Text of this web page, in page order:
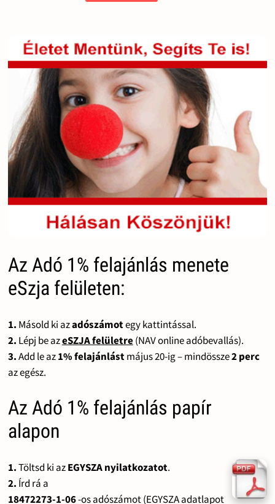
Az Adó 1% felajánlás menete
eSzja felületen:
1. Másold ki azadószámotegy kattintással.
2. Lépj be azeSZJA felületre(NAV online adóbevallás).
3.Add le az1% felajánlástmájus 20-ig – mindössze2 perc
az egész.
Az Adó 1% felajánlás papír
alapon
1.Töltsd ki azEGYSZA nyilatkozatot.
2. Írd rá a
18472273-1-06-os adószámot (EGYSZA adatlapot